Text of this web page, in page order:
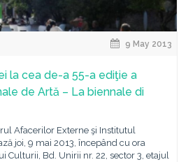
9 May 2013
la cea de-a 55-a ediţie a
de Artă – La biennale di
Afacerilor Externe şi Institutul
joi, 9 mai 2013, începând cu ora
Culturii, Bd. Unirii nr. 22, sector 3, etajul